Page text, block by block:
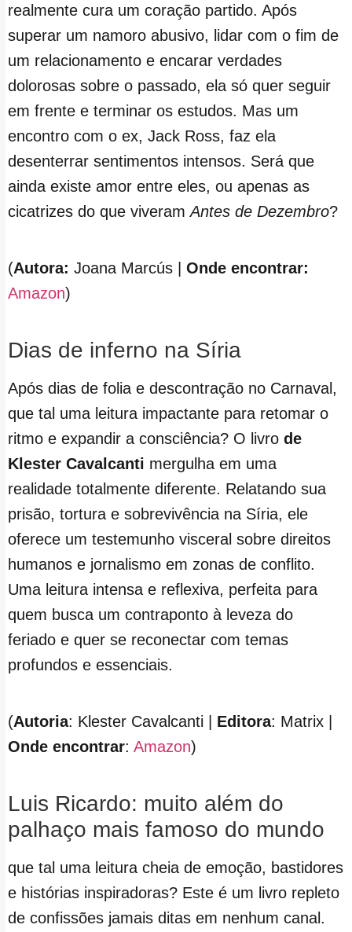
realmente cura um coração partido. Após
superar um namoro abusivo, lidar com o fim de
um relacionamento e encarar verdades
dolorosas sobre o passado, ela só quer seguir
em frente e terminar os estudos. Mas um
encontro com o ex, Jack Ross, faz ela
desenterrar sentimentos intensos. Será que
ainda existe amor entre eles, ou apenas as
cicatrizes do que viveramAntes de Dezembro?
(Autora: Joana Marcús | Onde encontrar:
Amazon)
Dias de inferno na Síria
Após dias de folia e descontração no Carnaval,
que tal uma leitura impactante para retomar o
ritmo e expandir a consciência? O livro de
Klester Cavalcanti mergulha em uma
realidade totalmente diferente. Relatando sua
prisão, tortura e sobrevivência na Síria, ele
oferece um testemunho visceral sobre direitos
humanos e jornalismo em zonas de conflito.
Uma leitura intensa e reflexiva, perfeita para
quem busca um contraponto à leveza do
feriado e quer se reconectar com temas
profundos e essenciais.
(Autoria: Klester Cavalcanti | Editora: Matrix |
Onde encontrar: Amazon)
Luis Ricardo: muito além do
palhaço mais famoso do mundo
que tal uma leitura cheia de emoção, bastidores
e histórias inspiradoras? Este é um livro repleto
de confissões jamais ditas em nenhum canal.